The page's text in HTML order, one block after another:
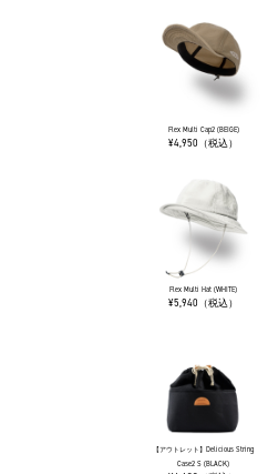
Flex Multi Cap2 (BEIGE)
¥4,950（税込）
Flex Multi Hat (WHITE)
¥5,940（税込）
【アウトレット】Delicious String
Case2 S (BLACK)